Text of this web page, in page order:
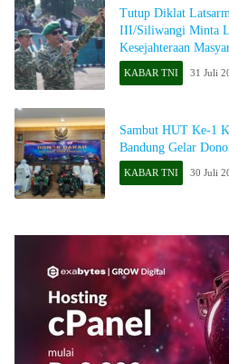
Tutup Diklat
III/Siliwangi Minta
Kesejahteraan
KABAR TNI 31 Juli
Sambut HUT Ke-1
Bandung Gelar
KABAR TNI 30 Juli